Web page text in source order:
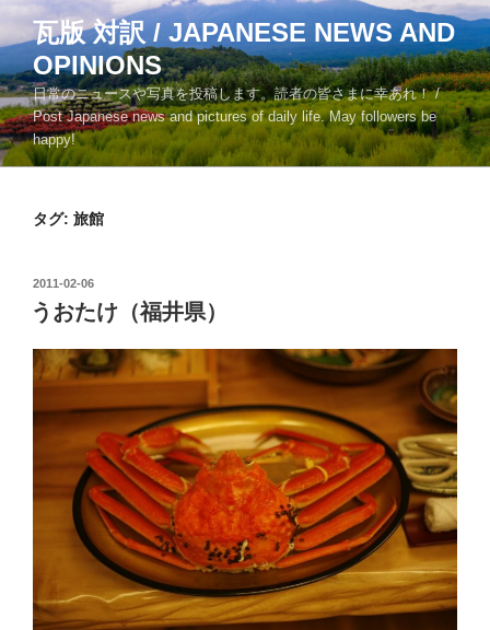
ン
ン
ツ
へ
ス
瓦版 対訳 / JAPANESE NEWS AND
OPINIONS
日常のニュースや写真を投稿します。読者の皆さまに幸あれ！ /
Post Japanese news and pictures of daily life. May followers be
happy!
タグ: 旅館
投
稿
日:
2011-02-06
うおたけ（福井県）